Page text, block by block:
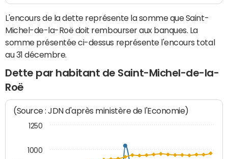
L'encours de la dette représente la somme que Saint-
Michel-de-la-Roë doit rembourser aux banques. La
somme présentée ci-dessus représente l'encours total
au 31 décembre.
Dette par habitant de Saint-Michel-de-la-
Roë
(Source : JDN d'après ministère de l'Economie)
1000
1250